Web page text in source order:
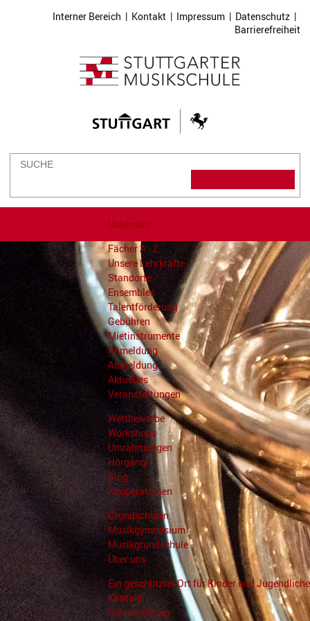
Interner Bereich | Kontakt | Impressum | Datenschutz |
Barrierefreiheit
Unterricht
Fächer A - Z
Unsere Lehrkräfte
Standorte
Ensembles
Talentförderung
Gebühren
Mietinstrumente
Anmeldung
Abmeldung
Aktuelles
Veranstaltungen
Wettbewerbe
Workshops
Umrahmungen
Hörgang
Blog
Kooperationen
Grundschulen
Musikgymnasium
Musikgrundschule
Über uns
Ein geschützter Ort für Kinder und Jugendliche
Kontakt
Schulordnung